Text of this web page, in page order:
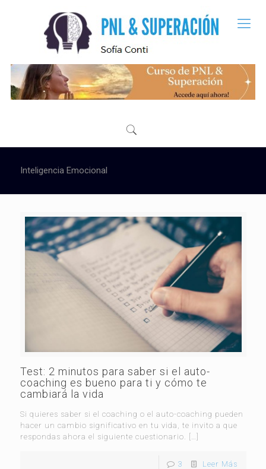
Inteligencia Emocional
Test: 2 minutos para saber si el auto-
coaching es bueno para ti y cómo te
cambiará la vida
Si quieres saber si el coaching o el auto-coaching pueden
hacer un cambio significativo en tu vida, te invito a que
respondas ahora el siguiente cuestionario.
3 Leer Más